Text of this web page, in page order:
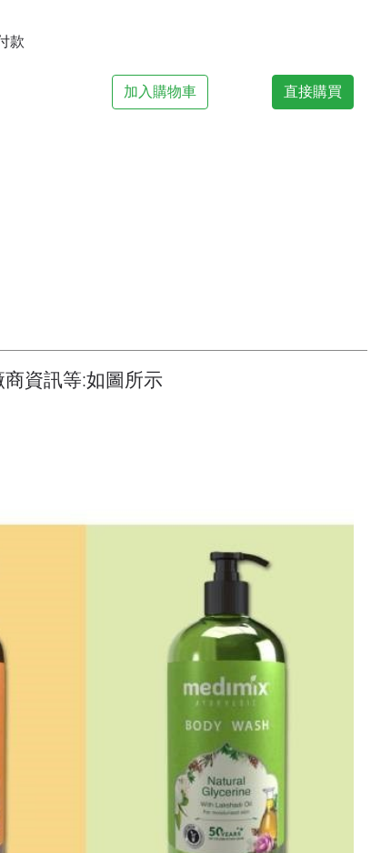
款
加入購物車 直接購買
資訊等:如圖所示